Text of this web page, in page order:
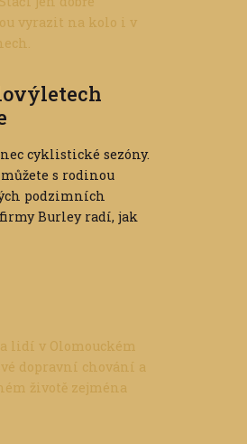
cyklistické sezóny.
s rodinou
podzimních
Burley radí, jak